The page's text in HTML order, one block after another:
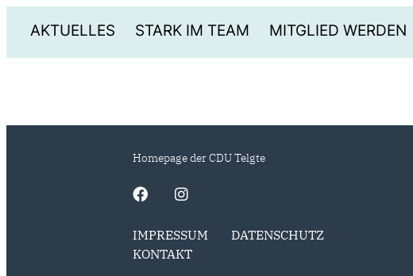
AKTUELLES STARK IM TEAM MITGLIED WERDEN
Homepage der CDU Telgte
IMPRESSUM
DATENSCHUTZ
KONTAKT